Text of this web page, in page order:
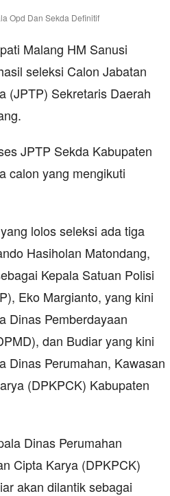
Malang HM Sanusi
seleksi Calon Jabatan
(JPTP) Sekretaris Daerah
JPTP Sekda Kabupaten
calon yang mengikuti
lolos seleksi ada tiga
Hasiholan Matondang,
Kepala Satuan Polisi
Eko Margianto, yang kini
Dinas Pemberdayaan
dan Budiar yang kini
Dinas Perumahan, Kawasan
(DPKPCK) Kabupaten
Dinas Perumahan
Cipta Karya (DPKPCK)
akan dilantik sebagai